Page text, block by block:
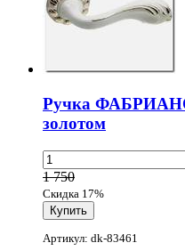
Ручка
золотом
1 750
Скидка 17%
Артикул: dk-83461